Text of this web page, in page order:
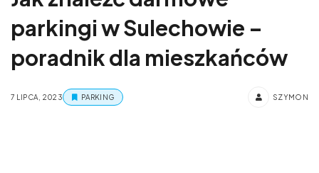
parkingi w Sulechowie –
poradnik dla mieszkańców
7 LIPCA, 2023 PARKING SZYMON